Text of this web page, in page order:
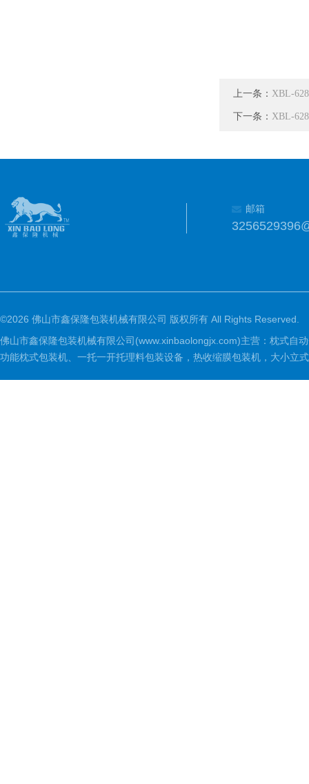
上一条： XBL-
下一条： XBL-
邮箱
©2026 佛山市鑫保隆包装机械有限公司 版权所有 All Rights Reserved.
佛山市鑫保隆包装机械有限公司(www.xinbaolongjx.com)主营：枕式自
功能枕式包装机、一托一开托理料包装设备，热收缩膜包装机，大小立